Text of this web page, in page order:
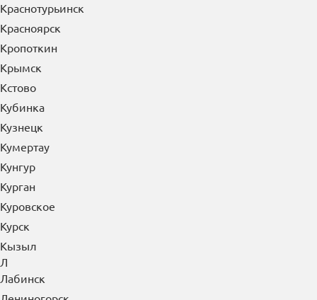
Краснотурьинск
Красноярск
Кропоткин
Крымск
Кстово
Кубинка
Кузнецк
Кумертау
Кунгур
Курган
Куровское
Курск
Кызыл
Л
Лабинск